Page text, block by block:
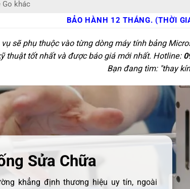
Go khác
BẢO HÀNH 12 THÁNG. (THỜI
sẽ phụ thuộc vào từng dòng máy tính bảng
thuật tốt nhất và được báo giá mới nhất. Hotline:
Bạn đang tìm: "thay
Sửa Chữa
khẳng định thương hiệu uy tín, ngoài